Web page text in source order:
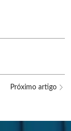
Próximo artigo